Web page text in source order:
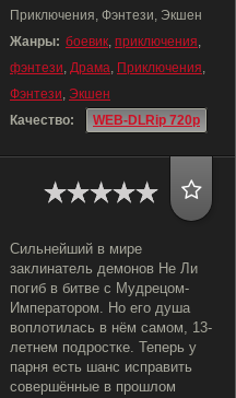
Приключения, Фэнтези, Экшен
Жанры: боевик, приключения,
фэнтези, Драма, Приключения,
Фэнтези, Экшен
Качество:
WEB-DLRip 720p
Сильнейший в мире
заклинатель демонов Не Ли
погиб в битве с Мудрецом-
Императором. Но его душа
воплотилась в нём самом, 13-
летнем подростке. Теперь у
парня есть шанс исправить
совершённые в прошлом